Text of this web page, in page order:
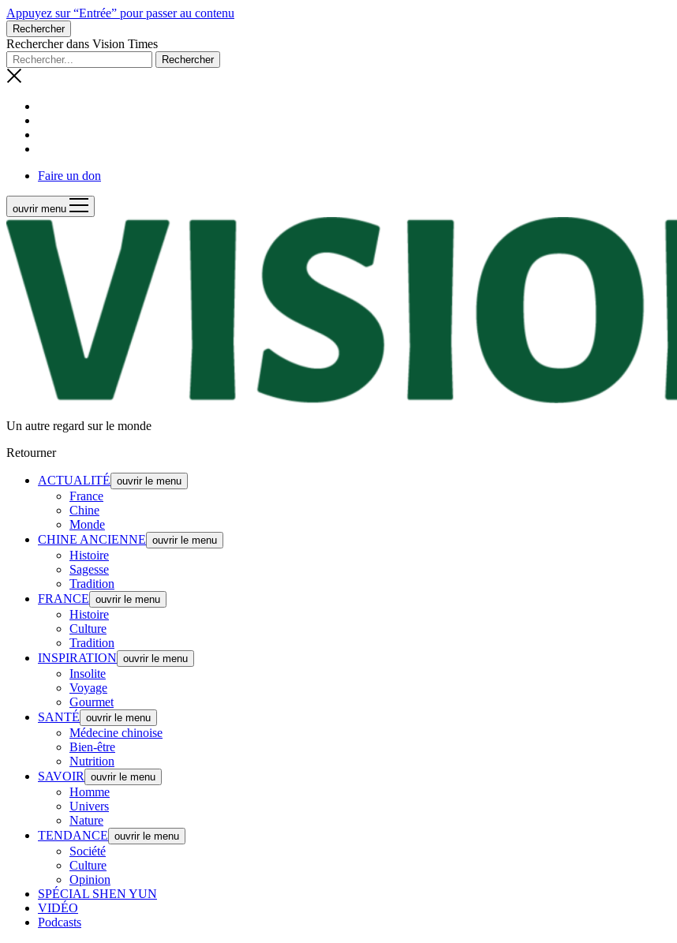
Appuyez sur “Entrée” pour passer au contenu
Rechercher
Rechercher dans Vision Times
Faire un don
ouvrir menu
Un autre regard sur le monde
Retourner
ACTUALITÉ ouvrir le menu
France
Chine
Monde
CHINE ANCIENNE ouvrir le menu
Histoire
Sagesse
Tradition
FRANCE ouvrir le menu
Histoire
Culture
Tradition
INSPIRATION ouvrir le menu
Insolite
Voyage
Gourmet
SANTÉ ouvrir le menu
Médecine chinoise
Bien-être
Nutrition
SAVOIR
ouvrir le menu
Homme
Univers
Nature
TENDANCE ouvrir le menu
Société
Culture
Opinion
SPÉCIAL SHEN YUN
VIDÉO
Podcasts